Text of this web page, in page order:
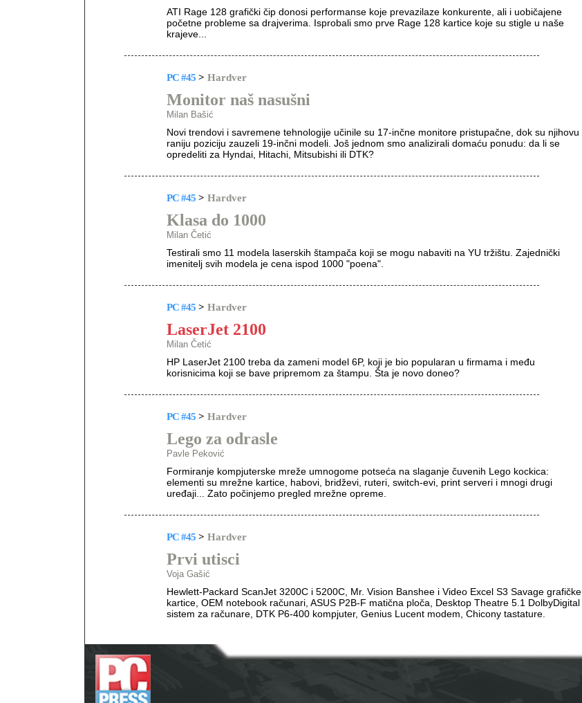
ATI Rage 128 grafički čip donosi performanse koje prevazilaze konkurente, ali i uobičajene
početne probleme sa drajverima. Isprobali smo prve Rage 128 kartice koje su stigle u naše
krajeve...
PC #45 > Hardver
Monitor naš nasušni
Milan Bašić
Novi trendovi i savremene tehnologije učinile su 17-inčne monitore pristupačne, dok su njihovu
raniju poziciju zauzeli 19-inčni modeli. Još jednom smo analizirali domaću ponudu: da li se
opredeliti za Hyndai, Hitachi, Mitsubishi ili DTK?
PC #45 > Hardver
Klasa do 1000
Milan Četić
Testirali smo 11 modela laserskih štampača koji se mogu nabaviti na YU tržištu. Zajednički
imenitelj svih modela je cena ispod 1000 "poena".
PC #45 > Hardver
LaserJet 2100
Milan Četić
HP LaserJet 2100 treba da zameni model 6P, koji je bio popularan u firmama i među
korisnicima koji se bave pripremom za štampu. Šta je novo doneo?
PC #45 > Hardver
Lego za odrasle
Pavle Peković
Formiranje kompjuterske mreže umnogome potseća na slaganje čuvenih Lego kockica:
elementi su mrežne kartice, habovi, bridževi, ruteri, switch-evi, print serveri i mnogi drugi
uređaji... Zato počinjemo pregled mrežne opreme.
PC #45 > Hardver
Prvi utisci
Voja Gašić
Hewlett-Packard ScanJet 3200C i 5200C, Mr. Vision Banshee i Video Excel S3 Savage grafičke
kartice, OEM notebook računari, ASUS P2B-F matična ploča, Desktop Theatre 5.1 DolbyDigital
sistem za računare, DTK P6-400 kompjuter, Genius Lucent modem, Chicony tastature.